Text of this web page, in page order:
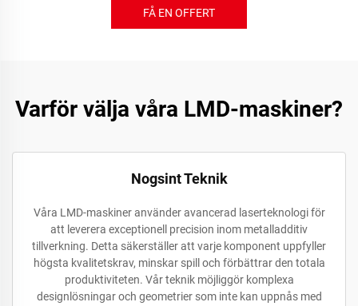
FÅ EN OFFERT
Varför välja våra LMD-maskiner?
Nogsint Teknik
Våra LMD-maskiner använder avancerad laserteknologi för
att leverera exceptionell precision inom metalladditiv
tillverkning. Detta säkerställer att varje komponent uppfyller
högsta kvalitetskrav, minskar spill och förbättrar den totala
produktiviteten. Vår teknik möjliggör komplexa
designlösningar och geometrier som inte kan uppnås med